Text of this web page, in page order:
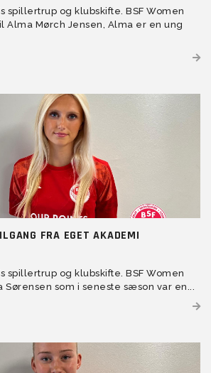
spillertrup og klubskifte. BSF Women
Alma Mørch Jensen, Alma er en ung
FRA EGET AKADEMI
spillertrup og klubskifte. BSF Women
som i seneste sæson var en...